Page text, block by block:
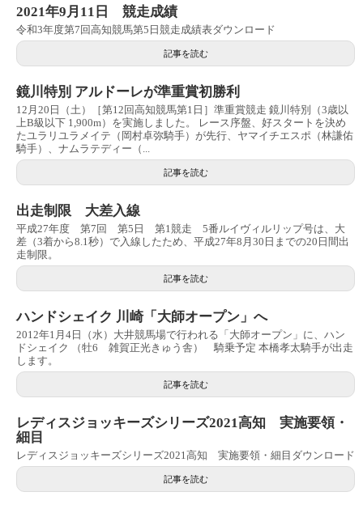
2021年9月11日 競走成績
令和3年度第7回高知競馬第5日競走成績表ダウンロード
記事を読む
鏡川特別 アルドーレが準重賞初勝利
12月20日（土）［第12回高知競馬第1日］準重賞競走 鏡川特別（3歳以
上B級以下 1,900m）を実施しました。 レース序盤、好スタートを決め
たユラリユラメイテ（岡村卓弥騎手）が先行、ヤマイチエスポ（林謙佑
騎手）、ナムラテディー（...
記事を読む
出走制限 大差入線
平成27年度 第7回 第5日 第1競走 5番ルイヴィルリップ号は、大
差（3着から8.1秒）で入線したため、平成27年8月30日までの20日間出
走制限。
記事を読む
ハンドシェイク 川崎「大師オープン」へ
2012年1月4日（水）大井競馬場で行われる「大師オープン」に、ハン
ドシェイク （牡6 雑賀正光きゅう舎） 騎乗予定 本橋孝太騎手が出走
します。
記事を読む
レディスジョッキーズシリーズ2021高知 実施要領・
細目
レディスジョッキーズシリーズ2021高知 実施要領・細目ダウンロード
記事を読む